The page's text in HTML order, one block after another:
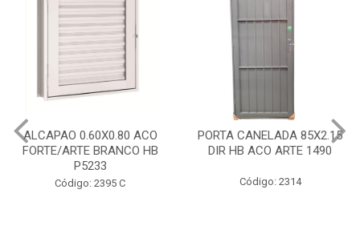
PORTA CANELADA 85X2.15
DIR HB ACO ARTE 1490
Código: 2314
PORTA LAMINADA
DIR POP/MIX HB
Código: 2340